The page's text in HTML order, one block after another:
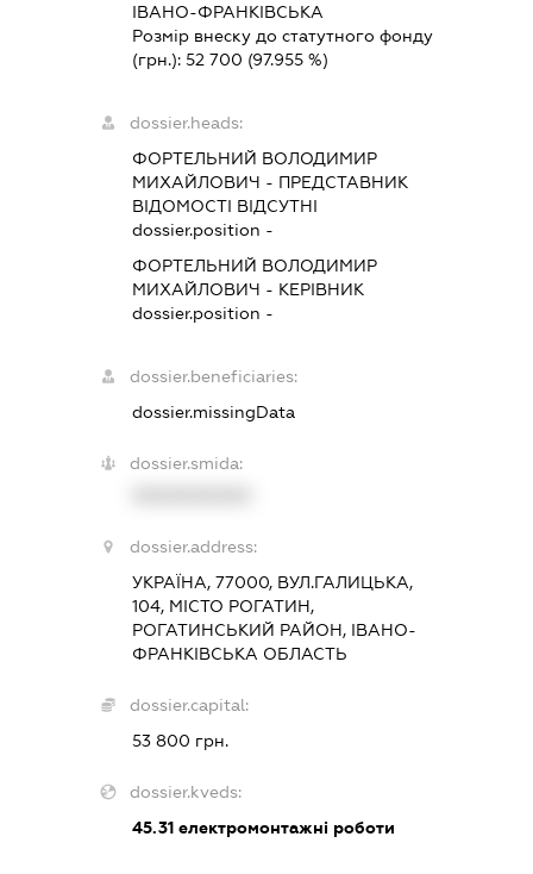
ІВАНО-ФРАНКІВСЬКА
Розмір внеску до статутного фонду
(грн.): 52 700 (97.955 %)
dossier.heads:
ФОРТЕЛЬНИЙ ВОЛОДИМИР
МИХАЙЛОВИЧ - ПРЕДСТАВНИК
ВІДОМОСТІ ВІДСУТНІ
dossier.position -
ФОРТЕЛЬНИЙ ВОЛОДИМИР
МИХАЙЛОВИЧ - КЕРІВНИК
dossier.position -
dossier.beneficiaries:
dossier.missingData
dossier.smida:
dossier.address:
УКРАЇНА, 77000, ВУЛ.ГАЛИЦЬКА,
104, МІСТО РОГАТИН,
РОГАТИНСЬКИЙ РАЙОН, ІВАНО-
ФРАНКІВСЬКА ОБЛАСТЬ
dossier.capital:
53 800 грн.
dossier.kveds:
45.31електромонтажні роботи